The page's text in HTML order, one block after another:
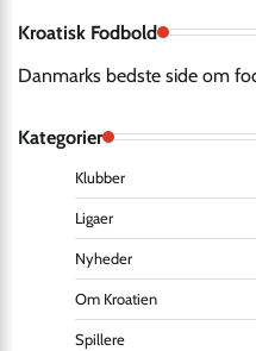
Kroatisk Fodbold
Danmarks bedste side om
Kategorier
Klubber
Ligaer
Nyheder
Om Kroatien
Spillere